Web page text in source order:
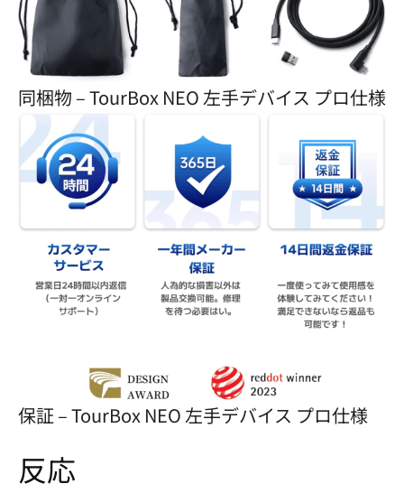
同梱物 – TourBox NEO 左手デバイス プロ仕様
保証 – TourBox NEO 左手デバイス プロ仕様
反応